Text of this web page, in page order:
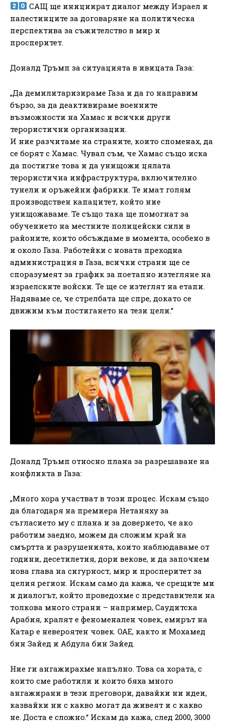
САЩ ще инициират диалог между Израел и
палестинците за договаряне на политическа
перспектива за съжителство в мир и
просперитет.
Доналд Тръмп за ситуацията в ивицата Газа:
„Да демилитаризираме Газа и да го направим
бързо, за да деактивираме военните
възможности на Хамас и всички други
терористични организации.
И ние разчитаме на страните, които споменах, да
се борят с Хамас. Чувал съм, че Хамас също иска
да постигне това и да унищожи цялата
терористична инфраструктура, включително
тунели и оръжейни фабрики. Те имат голям
производствен капацитет, който ние
унищожаваме. Те също така ще помогнат за
обучението на местните полицейски сили в
районите, които обсъждаме в момента, особено в
и около Газа. Работейки с новата преходна
администрация в Газа, всички страни ще се
споразумеят за график за поетапно изтегляне на
израелските войски. Те ще се изтеглят на етапи.
Надяваме се, че стрелбата ще спре, докато се
движим към постигането на тези цели.“
Доналд Тръмп относно плана за разрешаване на
конфликта в Газа:
„Много хора участват в този процес. Искам също
да благодаря на премиера Нетаняху за
съгласието му с плана и за доверието, че ако
работим заедно, можем да сложим край на
смъртта и разрушенията, които наблюдаваме от
години, десетилетия, дори векове, и да започнем
нова глава на сигурност, мир и просперитет за
целия регион. Искам само да кажа, че срещите ми
и диалогът, който проведохме с представители на
толкова много страни – например, Саудитска
Арабия, кралят е феноменален човек, емирът на
Катар е невероятен човек. ОАЕ, както и Мохамед
бин Зайед и Абдула бин Зайед.
Ние ги ангажирахме напълно. Това са хората, с
които сме работили и които бяха много
ангажирани в тези преговори, давайки ни идеи,
казвайки ни с какво могат да живеят и с какво
не. Доста е сложно.“ Искам да кажа, след 2000, 3000